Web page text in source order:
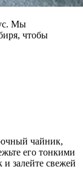
Мы
чтобы
чайник,
его тонкими
залейте свежей